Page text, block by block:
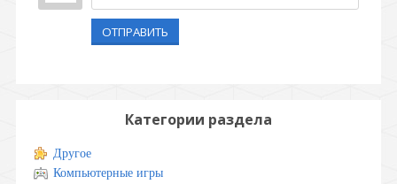
ОТПРАВИТЬ
Категории раздела
Другое
Компьютерные игры